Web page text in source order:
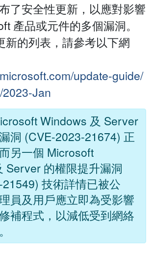
了安全性更新，以應對影響
產品或元件的多個漏洞。
新的列表，請參考以下網
update-guide/
Jan
Windows 及 Server
洞 (CVE-2023-21674) 正
另一個 Microsoft
Server 的權限提升漏洞
技術詳情已被公
員及用戶應立即為受影響
補程式，以減低受到網絡